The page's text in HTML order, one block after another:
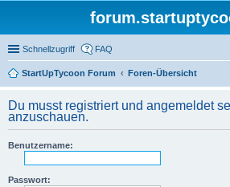
Schnellzugriff FAQ
StartUpTycoon Forum
Foren-Übersicht
Du musst registriert und angemeldet
anzuschauen.
Benutzername:
Passwort: